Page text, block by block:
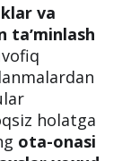
va
taʼminlash
holatga
ota-onasi